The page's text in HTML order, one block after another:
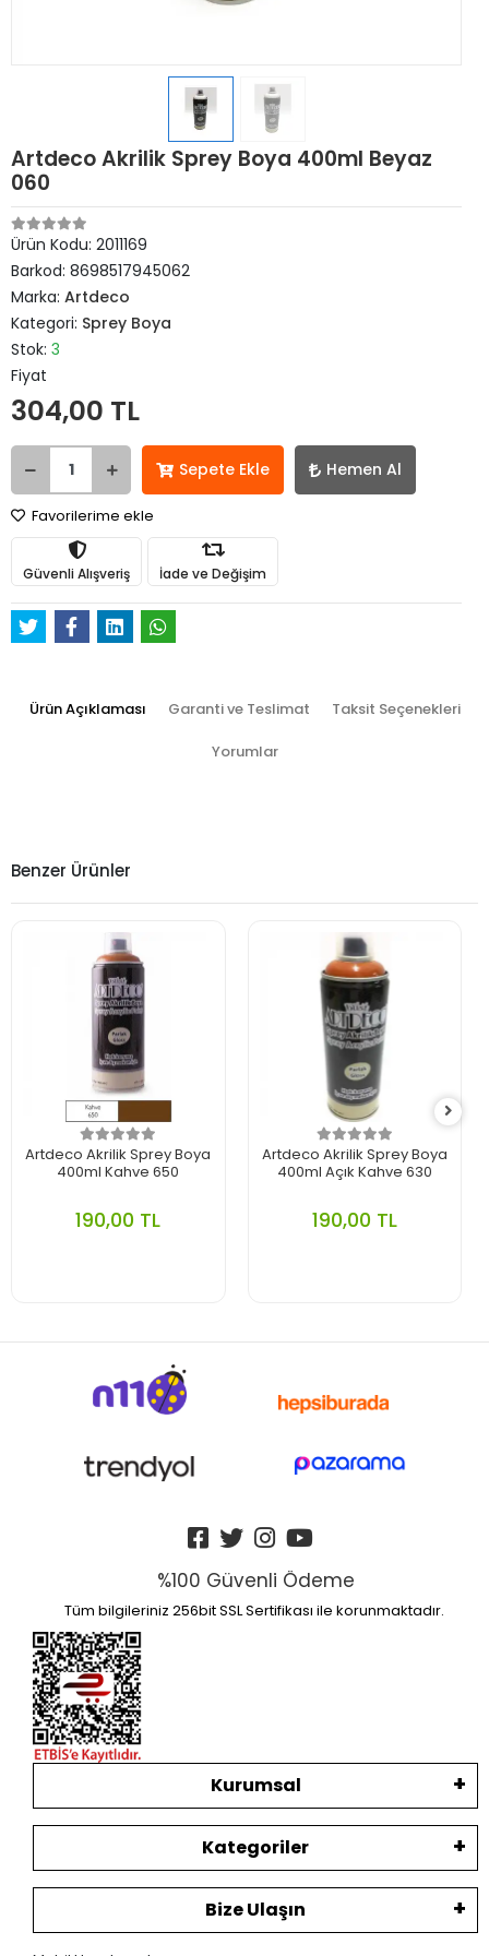
Artdeco Akrilik Sprey Boya 400ml Beyaz
060
Ürün Kodu: 2011169
Barkod: 8698517945062
Marka: Artdeco
Kategori: Sprey Boya
Stok: 3
Fiyat
304,00 TL
Sepete Ekle Hemen Al
Favorilerime ekle
Güvenli Alışveriş İade ve Değişim
Ürün Açıklaması Garanti ve Teslimat Taksit Seçenekleri
Yorumlar
Benzer Ürünler
Artdeco Akrilik Sprey Boya
400ml Kahve 650
190,00 TL
Artdeco Akrilik Sprey Boya
400ml Açık Kahve 630
190,00 TL
%100 Güvenli Ödeme
Tüm bilgileriniz 256bit SSL Sertifikası ile korunmaktadır.
Kurumsal
Kategoriler
Bize Ulaşın